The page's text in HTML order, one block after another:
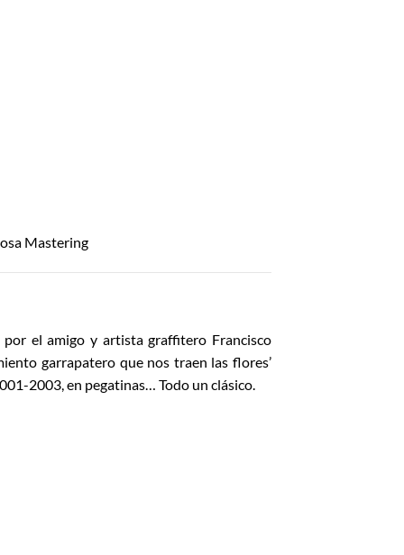
Mastering
el amigo y artista graffitero Francisco
garrapatero que nos traen las flores’
2003, en pegatinas… Todo un clásico.